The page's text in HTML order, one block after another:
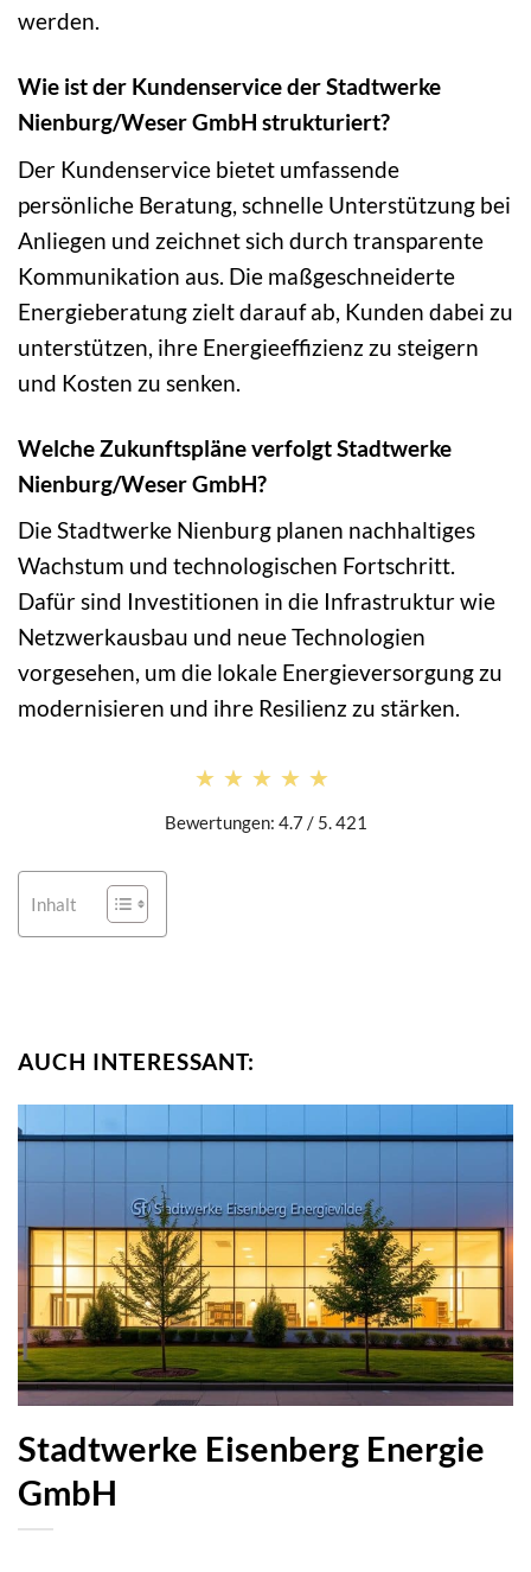
werden.
Wie ist der Kundenservice der Stadtwerke
Nienburg/Weser GmbH strukturiert?
Der Kundenservice bietet umfassende
persönliche Beratung, schnelle Unterstützung bei
Anliegen und zeichnet sich durch transparente
Kommunikation aus. Die maßgeschneiderte
Energieberatung zielt darauf ab, Kunden dabei zu
unterstützen, ihre Energieeffizienz zu steigern
und Kosten zu senken.
Welche Zukunftspläne verfolgt Stadtwerke
Nienburg/Weser GmbH?
Die Stadtwerke Nienburg planen nachhaltiges
Wachstum und technologischen Fortschritt.
Dafür sind Investitionen in die Infrastruktur wie
Netzwerkausbau und neue Technologien
vorgesehen, um die lokale Energieversorgung zu
modernisieren und ihre Resilienz zu stärken.
★★★★★
★★★★★
Bewertungen: 4.7 / 5. 421
Inhalt
AUCH INTERESSANT:
Stadtwerke Eisenberg Energie
GmbH